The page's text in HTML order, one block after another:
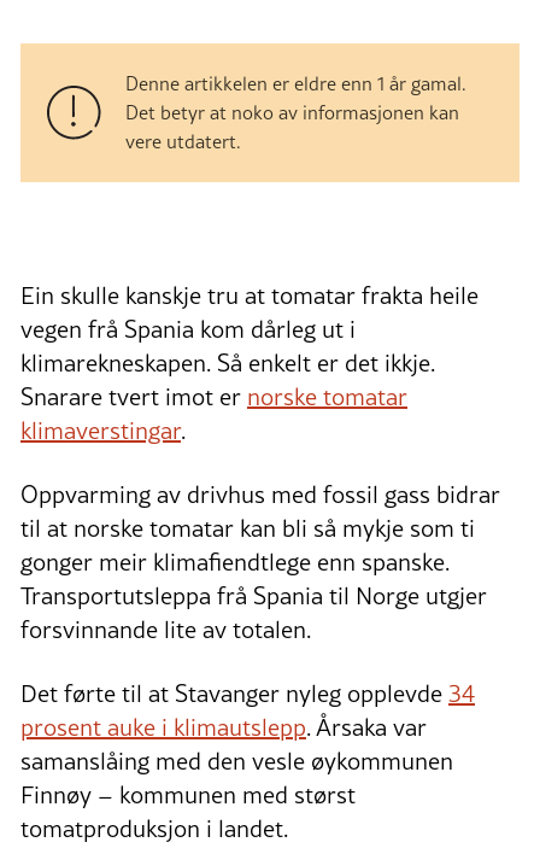
Denne artikkelen er eldre enn 1 år gamal.
Det betyr at noko av informasjonen kan
vere utdatert.
Ein skulle kanskje tru at tomatar frakta heile
vegen frå Spania kom dårleg ut i
klimarekneskapen. Så enkelt er det ikkje.
Snarare tvert imot er norske tomatar
klimaverstingar.
Oppvarming av drivhus med fossil gass bidrar
til at norske tomatar kan bli så mykje som ti
gonger meir klimafiendtlege enn spanske.
Transportutsleppa frå Spania til Norge utgjer
forsvinnande lite av totalen.
Det førte til at Stavanger nyleg opplevde34
prosent auke i klimautslepp. Årsaka var
samanslåing med den vesle øykommunen
Finnøy – kommunen med størst
tomatproduksjon i landet.